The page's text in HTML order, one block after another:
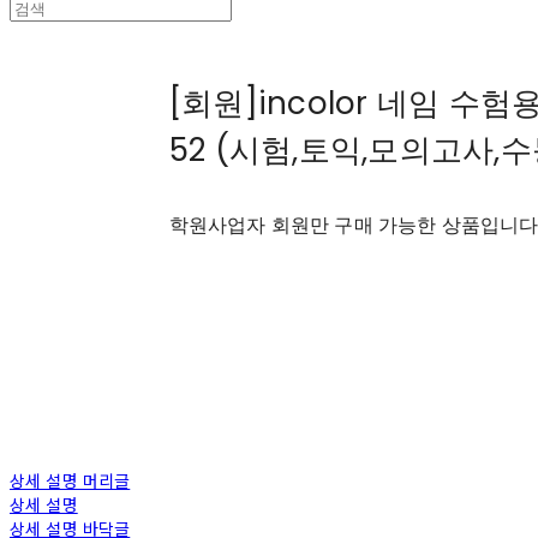
[회원]incolor 네임 수험
52 (시험,토익,모의고사,
학원사업자 회원만 구매 가능한 상품입니다
상세 설명 머리글
상세 설명
상세 설명 바닥글